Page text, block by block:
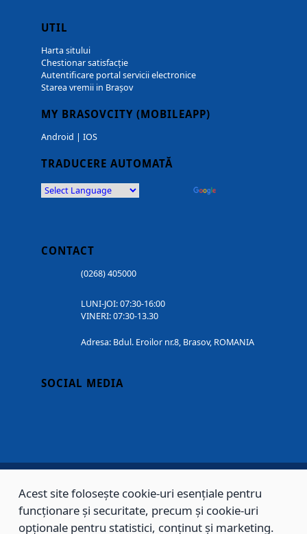
UTIL
Harta sitului
Chestionar satisfacție
Autentificare portal servicii electronice
Starea vremii in Brașov
MY BRASOVCITY (MOBILEAPP)
Android | IOS
TRADUCERE AUTOMATĂ
CONTACT
(0268) 405000
LUNI-JOI: 07:30-16:00
VINERI: 07:30-13.30
Adresa: Bdul. Eroilor nr.8, Brasov, ROMANIA
SOCIAL MEDIA
Copyright © 2002 - 2026 - PRIMĂRIA MUNICIPIULUI BRAȘOV, toate drepturile
rezervate.
Acest site folosește cookie-uri esențiale pentru
funcționare și securitate, precum și cookie-uri
opționale pentru statistici, conținut și marketing.